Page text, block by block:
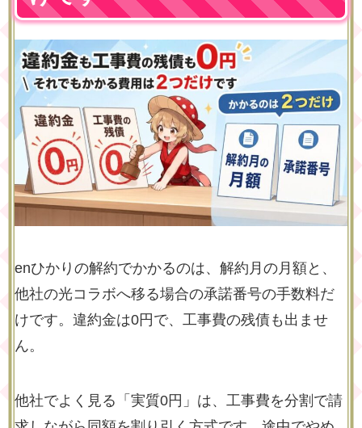
enひかりの解約でかかるのは、解約月の月額と、
他社の光コラボへ移る場合の承諾番号の手数料だ
けです。違約金は0円で、工事費の残債も出ませ
ん。
他社でよく見る「実質0円」は、工事費を分割で請